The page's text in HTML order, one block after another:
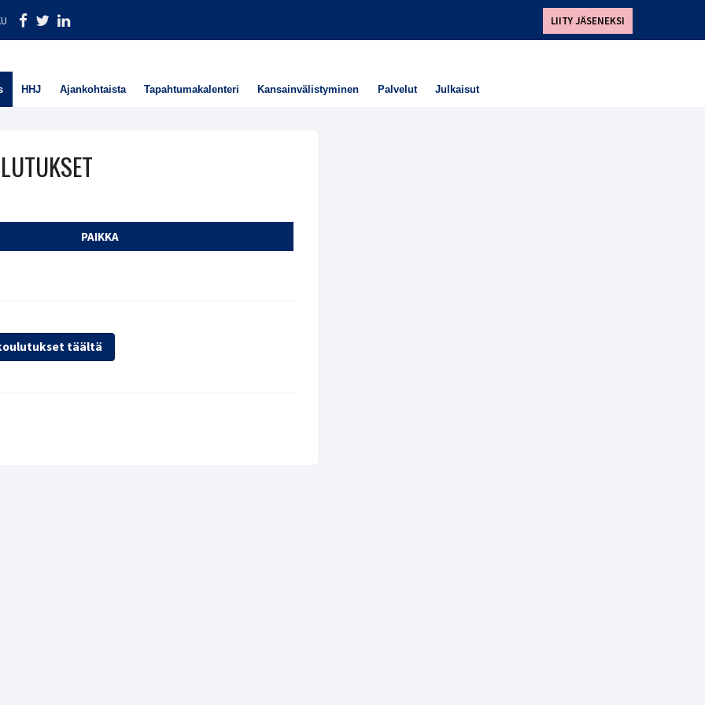
LIITY JÄSENEKSI
HHJ Ajankohtaista Tapahtumakalenteri Kansainvälistyminen Palvelut Julkaisut
PAIKKA
täältä